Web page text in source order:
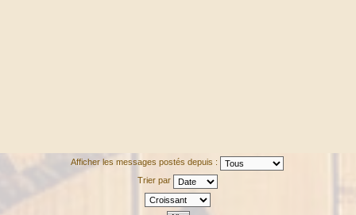
Afficher les messages postés depuis :
Trier par